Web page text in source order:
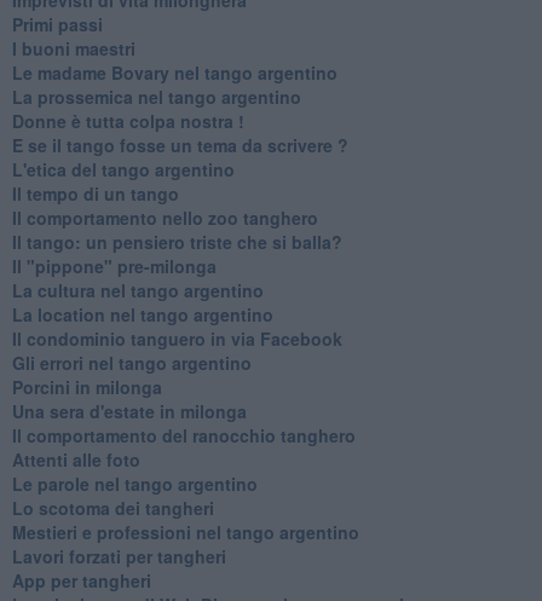
Primi passi
I buoni maestri
Le madame Bovary nel tango argentino
La prossemica nel tango argentino
Donne è tutta colpa nostra !
E se il tango fosse un tema da scrivere ?
L'etica del tango argentino
Il tempo di un tango
Il comportamento nello zoo tanghero
Il tango: un pensiero triste che si balla?
Il "pippone" pre-milonga
La cultura nel tango argentino
La location nel tango argentino
Il condominio tanguero in via Facebook
Gli errori nel tango argentino
Porcini in milonga
Una sera d'estate in milonga
Il comportamento del ranocchio tanghero
Attenti alle foto
Le parole nel tango argentino
Lo scotoma dei tangheri
Mestieri e professioni nel tango argentino
Lavori forzati per tangheri
App per tangheri